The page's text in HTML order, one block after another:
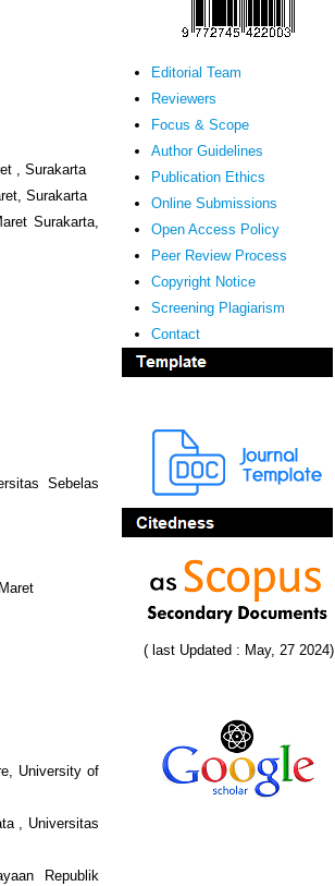
Editorial Team
Reviewers
Focus & Scope
Author Guidelines
Publication Ethics
Online Submissions
Open Access Policy
Peer Review Process
Copyright Notice
Screening Plagiarism
Contact
( last Updated : May, 27 2024)
, Surakarta
Surakarta
Surakarta,
Sebelas
University of
, Universitas
Republik